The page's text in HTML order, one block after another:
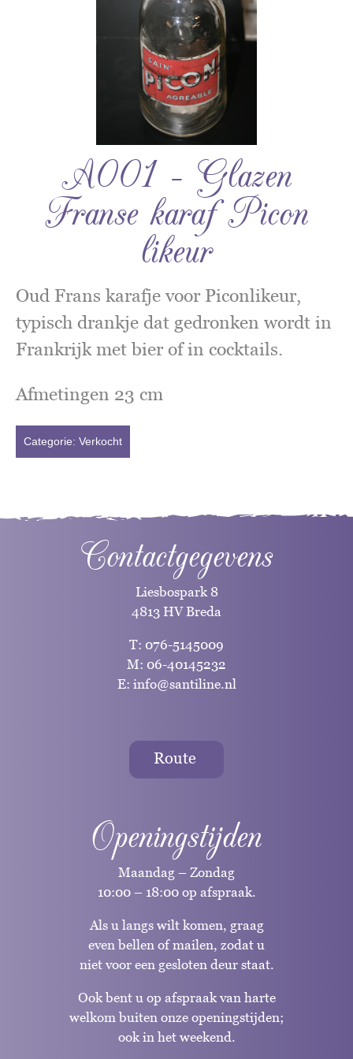
A001 – Glazen
Franse karaf Picon
likeur
Oud Frans karafje voor Piconlikeur,
typisch drankje dat gedronken wordt in
Frankrijk met bier of in cocktails.
Afmetingen 23 cm
Categorie: Verkocht
Contactgegevens
Liesbospark 8
4813 HV Breda
T: 076-5145009
M: 06-40145232
E: info@santiline.nl
Route
Openingstijden
Maandag – Zondag
10:00 – 18:00 op afspraak.
Als u langs wilt komen, graag
even bellen of mailen, zodat u
niet voor een gesloten deur staat.
Ook bent u op afspraak van harte
welkom buiten onze openingstijden;
ook in het weekend.